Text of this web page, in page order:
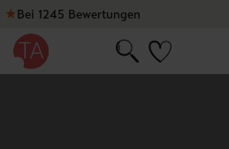
★Bei 1245 Bewertungen